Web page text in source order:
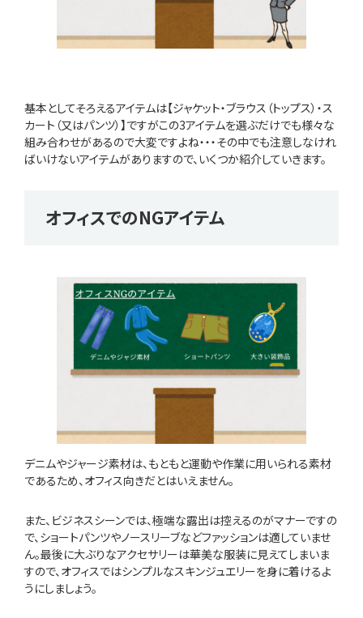
基本としてそろえるアイテムは【ジャケット・ブラウス（トップス）・ス
カート（又はパンツ）】ですがこの3アイテムを選ぶだけでも様々な
組み合わせがあるので大変ですよね・・・その中でも注意しなけれ
ばいけないアイテムがありますので、いくつか紹介していきます。
オフィスでのNGアイテム
デニムやジャージ素材は、もともと運動や作業に用いられる素材
であるため、オフィス向きだとはいえません。
また、ビジネスシーンでは、極端な露出は控えるのがマナーですの
で、ショートパンツやノースリーブなどファッションは適していませ
ん。最後に大ぶりなアクセサリーは華美な服装に見えてしまいま
すので、オフィスではシンプルなスキンジュエリーを身に着けるよ
うにしましょう。